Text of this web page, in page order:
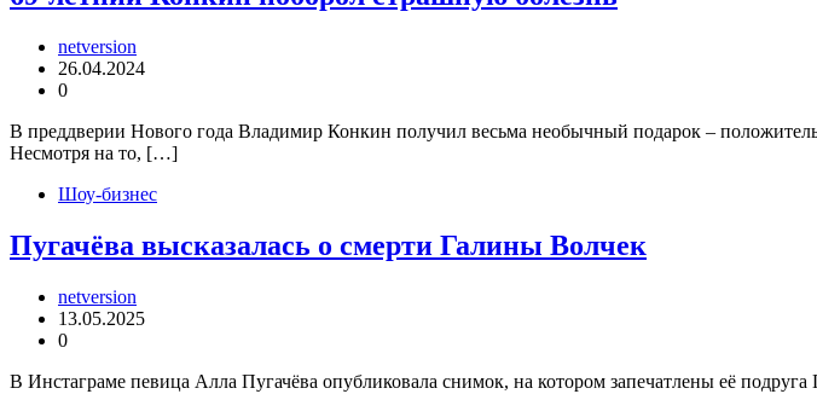
netversion
26.04.2024
0
В преддверии Нового года Владимир Конкин получил весьма необычный подарок –
Несмотря на то, […]
Шоу-бизнес
Пугачёва высказалась о смерти Галины Волчек
netversion
13.05.2025
0
В Инстаграме певица Алла Пугачёва опубликовала снимок, на котором запечатлены её